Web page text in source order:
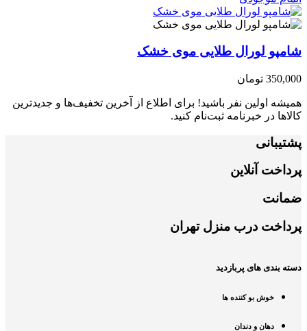
شامپو لورال طلایی موی خشک
350,000 تومان
همیشه اولین نفر باشید! برای اطلاع از آخرین تخفیف‌ها و جدیدترین
کالاها در خبرنامه ثبت‌نام کنید.
پشتیبانی
پرداخت آنلاین
ضمانت
پرداخت درب منزل تهران
دسته بندی های پربازدید
خوش بو کننده ها
دهان و دندان